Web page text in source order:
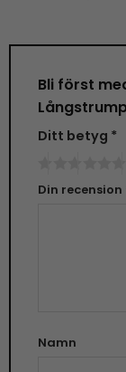
Bli först
Ditt betyg *
Din recension
Namn